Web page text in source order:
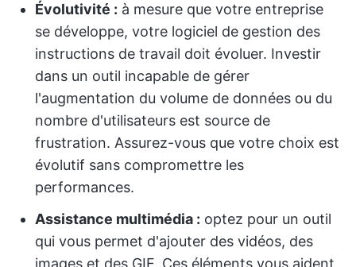
Évolutivité : à mesure que votre entreprise
se développe, votre logiciel de gestion des
instructions de travail doit évoluer. Investir
dans un outil incapable de gérer
l'augmentation du volume de données ou du
nombre d'utilisateurs est source de
frustration. Assurez-vous que votre choix est
évolutif sans compromettre les
performances.
Assistance multimédia : optez pour un outil
qui vous permet d'ajouter des vidéos, des
images et des GIF. Ces éléments vous aident